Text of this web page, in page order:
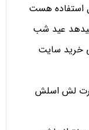
استفاده هست
عید شب
خرید سایت
لش اسلش